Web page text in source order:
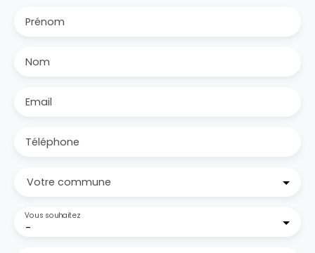
Prénom
Nom
Email
Téléphone
Votre commune
-
Vous souhaitez